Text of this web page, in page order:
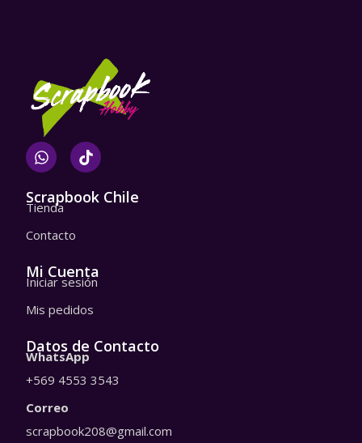
W
h
t
s
p
T
i
t
Scrapbook Chile
Tienda
Contacto
Mi Cuenta
Iniciar sesión
Mis pedidos
Datos de Contacto
WhatsApp
+569 4553 3543
Correo
scrapbook208@gmail.com